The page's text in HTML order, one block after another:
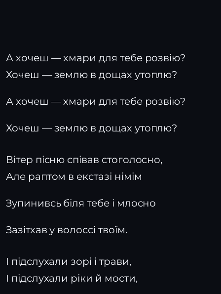
А хочеш — хмари для тебе розвію?
Хочеш — землю в дощах утоплю?
А хочеш — хмари для тебе розвію?
Хочеш — землю в дощах утоплю?
Вітер пісню співав стоголосно,
Але раптом в екстазі німім
Зупинивсь біля тебе і млосно
Зазітхав у волоссі твоїм.
І підслухали зорі і трави,
І підслухали ріки й мости,